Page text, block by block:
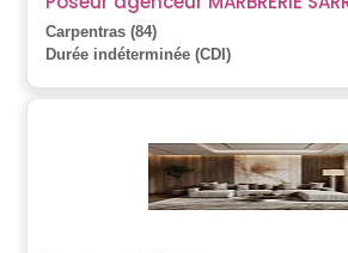
Carpentras (84)
Durée indéterminée (CDI)